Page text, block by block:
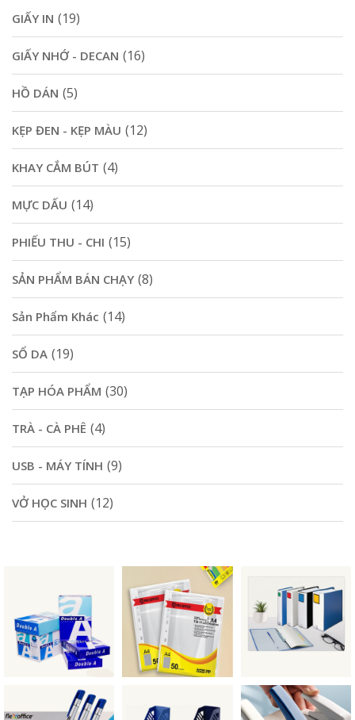
GIẤY IN (19)
GIẤY NHỚ - DECAN (16)
HỒ DÁN (5)
KẸP ĐEN - KẸP MÀU (12)
KHAY CẮM BÚT (4)
MỰC DẤU (14)
PHIẾU THU - CHI (15)
SẢN PHẨM BÁN CHẠY (8)
Sản Phẩm Khác (14)
SỔ DA (19)
TẠP HÓA PHẨM (30)
TRÀ - CÀ PHÊ (4)
USB - MÁY TÍNH (9)
VỞ HỌC SINH (12)